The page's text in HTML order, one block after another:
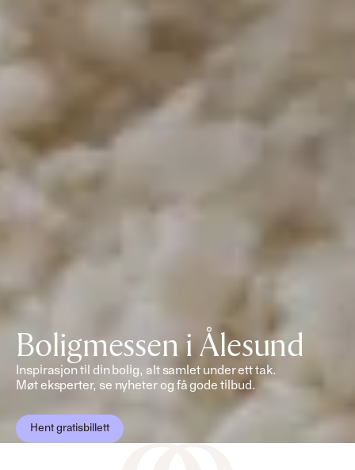
Boligmessen i Ålesund
Inspirasjon til din bolig, alt samlet under ett tak.
Møt eksperter, se nyheter og få gode tilbud.
Hent gratisbillett